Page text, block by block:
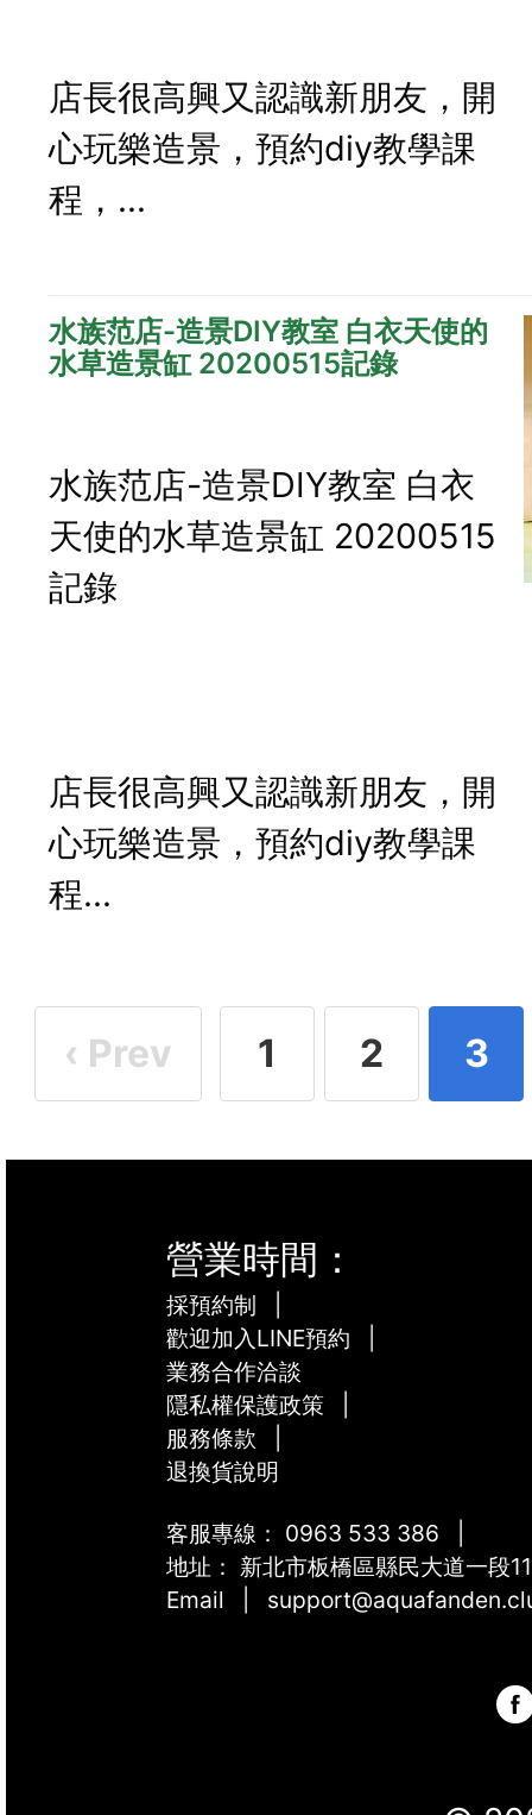
店長很高興又認識新朋友，開
心玩樂造景，預約diy教學課
程，...
水族范店-造景DIY教室 白衣天使的
水草造景缸 20200515記錄
水族范店-造景DIY教室 白衣
天使的水草造景缸 20200515
記錄
店長很高興又認識新朋友，開
心玩樂造景，預約diy教學課
程...
‹ Prev 1 2 3
營業時間：
採預約制
歡迎加入LINE預約
業務合作洽談
隱私權保護政策
服務條款
退換貨說明
客服專線： 0963 533 386
地址： 新北市板橋區縣民大道一段
Email |